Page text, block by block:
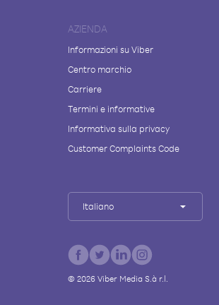
AZIENDA
Informazioni su Viber
Centro marchio
Carriere
Termini e informative
Informativa sulla privacy
Customer Complaints Code
Italiano
© 2026Viber Media S.à r.l.